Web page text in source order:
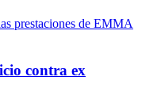
contra ex